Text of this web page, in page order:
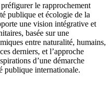
le rapprochement
publique et écologie de la
une vision intégrative et
basée sur une
entre naturalité, humains,
derniers, et l’approche
d’une démarche
publique internationale.